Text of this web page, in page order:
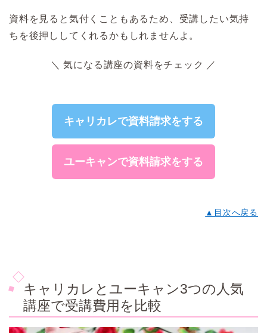
資料を見ると気付くこともあるため、受講したい気持
ちを後押ししてくれるかもしれませんよ。
＼ 気になる講座の資料をチェック ／
キャリカレで資料請求をする
ユーキャンで資料請求をする
▲目次へ戻る
キャリカレとユーキャン3つの人気
講座で受講費用を比較